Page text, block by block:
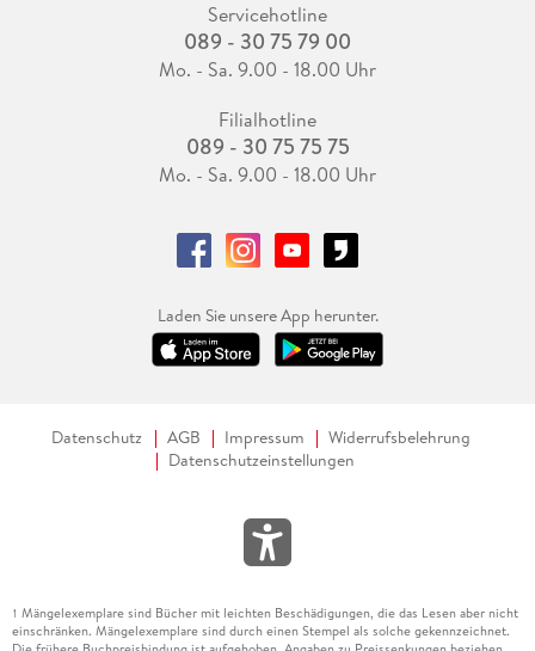
Servicehotline
089 - 30 75 79 00
Mo. - Sa. 9.00 - 18.00 Uhr
Filialhotline
089 - 30 75 75 75
Mo. - Sa. 9.00 - 18.00 Uhr
Laden Sie unsere App herunter.
Datenschutz AGB Impressum
Widerrufsbelehrung
Datenschutzeinstellungen
1 Mängelexemplare sind Bücher mit leichten Beschädigungen, die das Lesen aber nicht
einschränken. Mängelexemplare sind durch einen Stempel als solche gekennzeichnet.